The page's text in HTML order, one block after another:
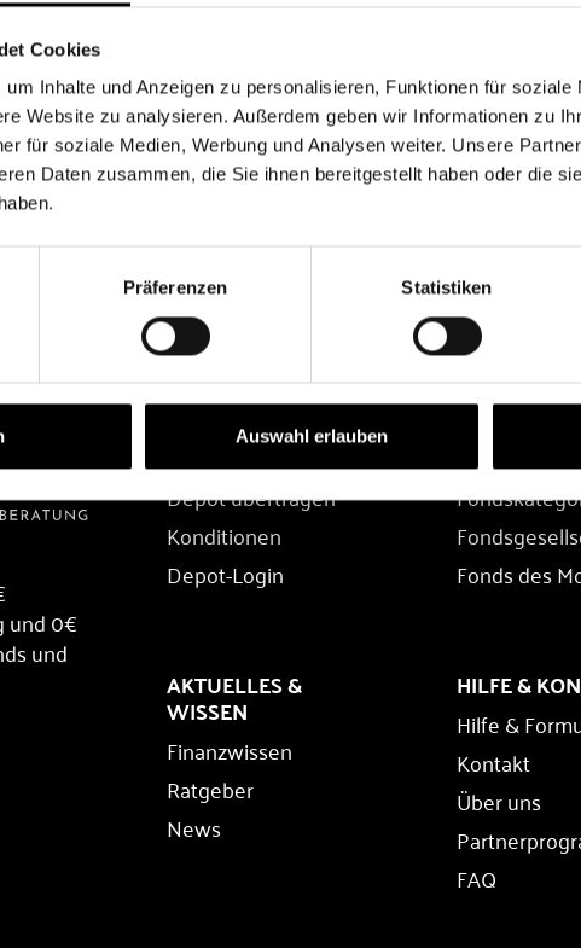
Cookies
Inhalte und Anzeigen zu personalisieren, Funktionen für soziale
Website zu analysieren. Außerdem geben wir Informationen zu
für soziale Medien, Werbung und Analysen weiter. Unsere
Daten zusammen, die Sie ihnen bereitgestellt haben oder die
Präferenzen Statistiken
Auswahl erlauben
Chancen & Risiken
Fonds FAQ
und 0€
und
DEPOT
Depot übertragen
Konditionen
Depot-Login
FONDS
Fondssuche
Fonds des
AKTUELLES &
WISSEN
Finanzwissen
Ratgeber
News
HILFE &
Hilfe &
Kontakt
Über uns
FAQ